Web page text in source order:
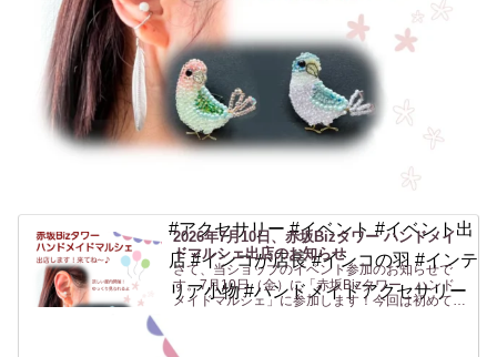
2026年7月10日、赤坂Bizタワー ハンドメイ
ドマルシェ出店のお知らせ
さて、当ショップのイベント参加のお知らせで
す。7月10日（金）に「赤坂Bizタワー ハンド
メイドマルシェ」に参加します！今回は初めての
たことがない「赤坂...
#アクセサリー #イベント #イベント出
店 #インコが店長 #インコの羽 #インテ
リア小物 #ハンドメイドアクセサリー